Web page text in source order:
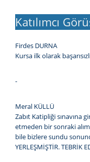
Katılımcı
Firdes DURNA
Kursa ilk olarak
-
Meral KÜLLÜ
Zabıt Katipliği
etmeden bir sonraki
bile bizlere sundu
YERLEŞMİŞTİR. TEBRİK